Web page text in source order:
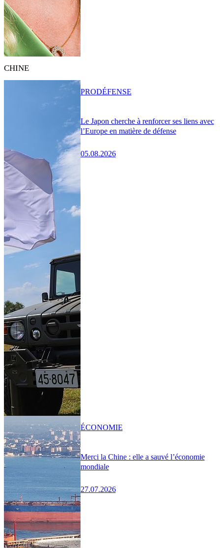
CHINE
Le Japon cherche à renforcer ses liens avec
l’Europe en matière de défense
05.08.2026
PRODÉFENSE
Merci la Chine : elle a sauvé l’économie
mondiale
27.07.2026
ÉCONOMIE